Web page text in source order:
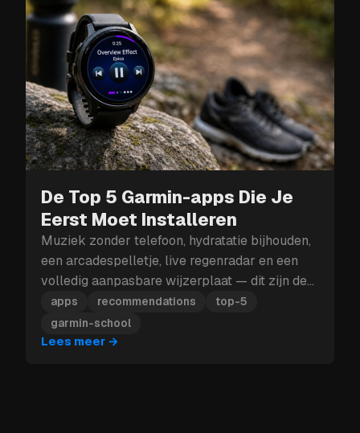
De Top 5 Garmin-apps Die Je
Eerst Moet Installeren
Muziek zonder telefoon, hydratatie bijhouden,
een arcadespelletje, live regenradar en een
volledig aanpasbare wijzerplaat — dit zijn de
vijf Garmin-apps die je eerst moet installeren.
apps recommendations
top-5
garmin-school
Lees meer →